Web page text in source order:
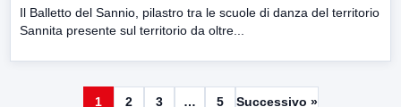
Il Balletto del Sannio, pilastro tra le scuole di danza del territorio
Sannita presente sul territorio da oltre...
1 2 3 … 5 Successivo »